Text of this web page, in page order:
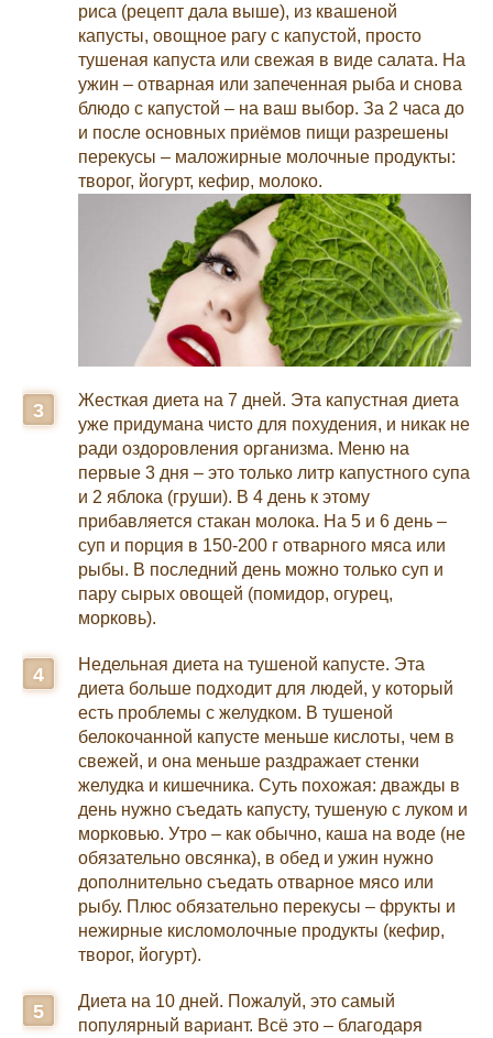
риса (рецепт дала выше), из квашеной
капусты, овощное рагу с капустой, просто
тушеная капуста или свежая в виде салата. На
ужин – отварная или запеченная рыба и снова
блюдо с капустой – на ваш выбор. За 2 часа до
и после основных приёмов пищи разрешены
перекусы – маложирные молочные продукты:
творог, йогурт, кефир, молоко.
Жесткая диета на 7 дней. Эта капустная диета
уже придумана чисто для похудения, и никак не
ради оздоровления организма. Меню на
первые 3 дня – это только литр капустного супа
и 2 яблока (груши). В 4 день к этому
прибавляется стакан молока. На 5 и 6 день –
суп и порция в 150-200 г отварного мяса или
рыбы. В последний день можно только суп и
пару сырых овощей (помидор, огурец,
морковь).
Недельная диета на тушеной капусте. Эта
диета больше подходит для людей, у который
есть проблемы с желудком. В тушеной
белокочанной капусте меньше кислоты, чем в
свежей, и она меньше раздражает стенки
желудка и кишечника. Суть похожая: дважды в
день нужно съедать капусту, тушеную с луком и
морковью. Утро – как обычно, каша на воде (не
обязательно овсянка), в обед и ужин нужно
дополнительно съедать отварное мясо или
рыбу. Плюс обязательно перекусы – фрукты и
нежирные кисломолочные продукты (кефир,
творог, йогурт).
Диета на 10 дней. Пожалуй, это самый
популярный вариант. Всё это – благодаря